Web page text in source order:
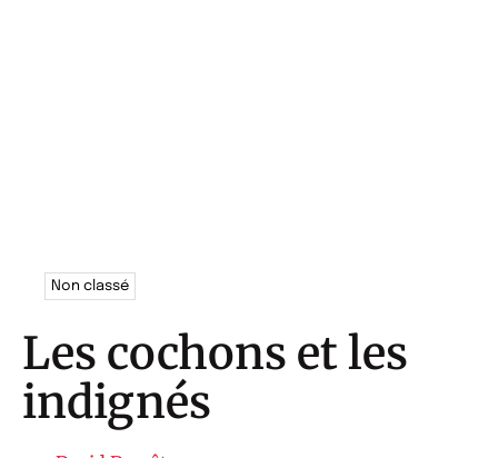
Non classé
Les cochons et les
indignés